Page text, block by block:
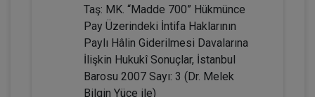
Taş: MK. “Madde 700” Hükmünce
Pay Üzerindeki İntifa Haklarının
Paylı Hâlin Giderilmesi Davalarına
İlişkin Hukukî Sonuçlar, İstanbul
Barosu 2007 Sayı: 3 (Dr. Melek
Bilgin Yüce ile)